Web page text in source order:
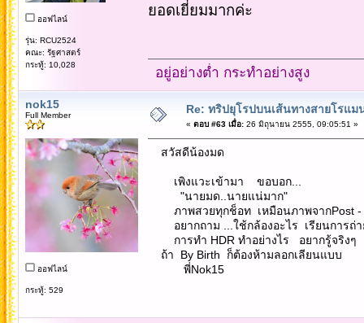
ออฟไลน์
รุ่น: RCU2524
คณะ: รัฐศาสตร์
กระทู้: 10,028
ยอดเยี่ยมมากค่ะ
อยู่อย่างต่ำ กระทำอย่างสูง
nok15
Full Member
ออฟไลน์
กระทู้: 529
Re: ทริปยุโรปบนเส้นทางสายโรแม
« ตอบ #63 เมื่อ:26 มิถุนายน 2555, 09:05:51 »
สวัสดีน้องมด
เพิงแวะเข้ามา ขอบอก...
"นายมด..นายแน่มาก"
ภาพสวยทุกช็อท เหมือนภาพจากPost -
อยากถาม ...ใช้กล้องอะไร เรียนการถ่า
การทำ HDR ทำอย่างไร อยากรู้จริงๆ
ถ้า By Birth ก็ต้องห้ามลอกเลียนแบบ
พี่Nok15